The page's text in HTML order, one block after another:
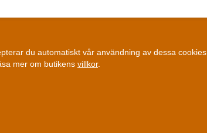
du automatiskt vår användning av dessa cookies.
mer om butikens villkor.